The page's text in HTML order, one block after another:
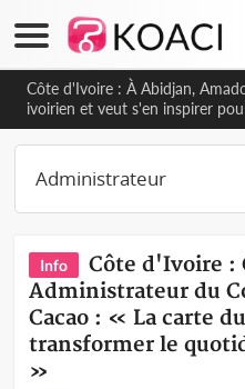
Côte d'Ivoire : À Abidjan,
ivoirien et veut s'en inspirer
de la Guinée
Info
Côte d'Ivoire :
Administrateur du
Cacao : « La carte
transformer le
»